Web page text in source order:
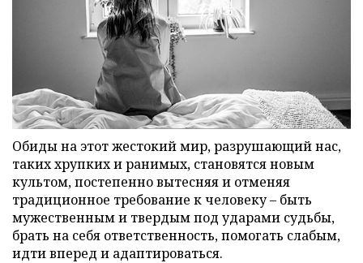
Обиды на этот жестокий мир, разрушающий нас,
таких хрупких и ранимых, становятся новым
культом, постепенно вытесняя и отменяя
традиционное требование к человеку – быть
мужественным и твердым под ударами судьбы,
брать на себя ответственность, помогать слабым,
идти вперед и адаптироваться.